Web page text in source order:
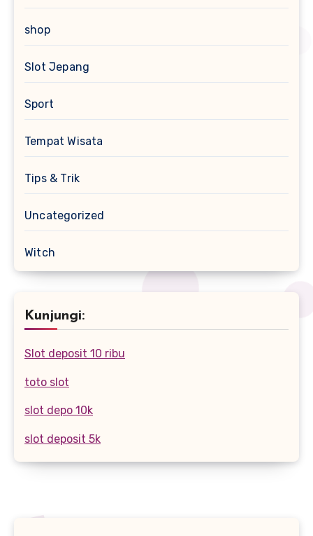
shop
Slot Jepang
Sport
Tempat Wisata
Tips & Trik
Uncategorized
Witch
Kunjungi:
Slot deposit 10 ribu
toto slot
slot depo 10k
slot deposit 5k